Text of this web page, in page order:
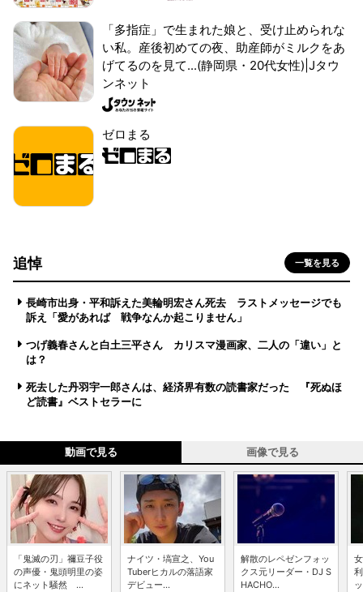
「多指症」で生まれた娘と、受け止められな
い私。産後初めての夜、助産師がミルクをあ
げてるのを見て...(静岡県・20代女性)|Jタウ
ンネット
ゼロまる
追悼 一覧を見る
長崎市出身・平和訴えた美輪明宏さん死去 ラストメッセージでも
訴え「愛があれば 戦争なんか起こりません」
つげ義春さんと白土三平さん カリスマ漫画家、二人の「違い」と
は？
死去した丹羽宇一郎さんは、経済界有数の読書家だった 『死ぬほ
ど読書』ベストセラーに
動画で見る 画像で見る
「鬼滅の刃」禰豆子役
の声優・鬼頭明里の姿
にネット騒然 ...
ナイツ・塙宣之、You
Tuberヒカルの落語家
デビュー...
解散のレペゼンフォッ
クス元リーダー・DJ S
HACHO...